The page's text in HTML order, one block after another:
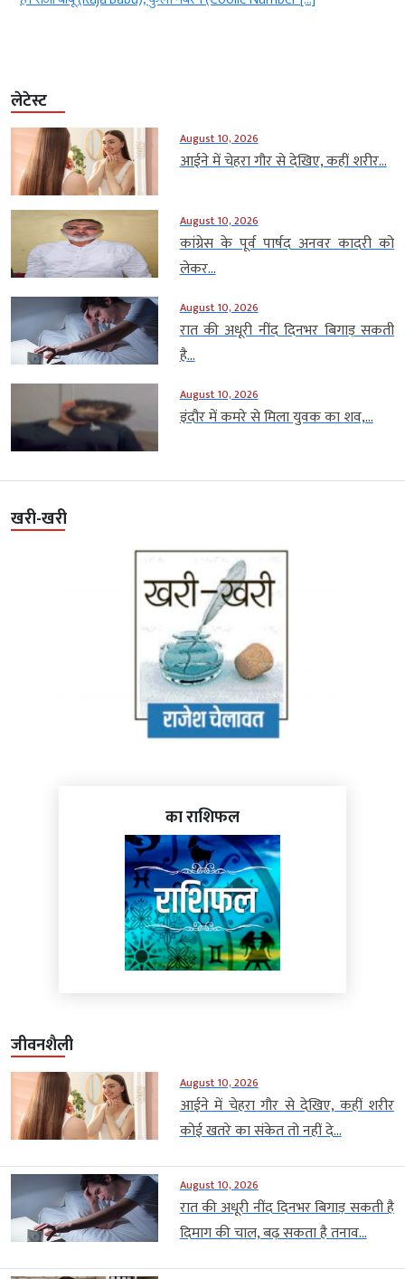
लेटेस्ट
August 10, 2026
आईने में चेहरा गौर से देखिए, कहीं शरीर...
August 10, 2026
कांग्रेस के पूर्व पार्षद अनवर कादरी को
लेकर...
August 10, 2026
रात की अधूरी नींद दिनभर बिगाड़ सकती
है...
August 10, 2026
इंदौर में कमरे से मिला युवक का शव,...
खरी-खरी
का राशिफल
जीवनशैली
August 10, 2026
आईने में चेहरा गौर से देखिए, कहीं शरीर
कोई खतरे का संकेत तो नहीं दे...
August 10, 2026
रात की अधूरी नींद दिनभर बिगाड़ सकती है
दिमाग की चाल, बढ़ सकता है तनाव...